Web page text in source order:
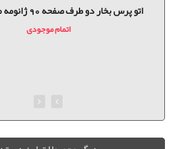
اتو پرس بخار دو طرف صفحه 90 ژانومه مدل GT500
اتمام موجودی